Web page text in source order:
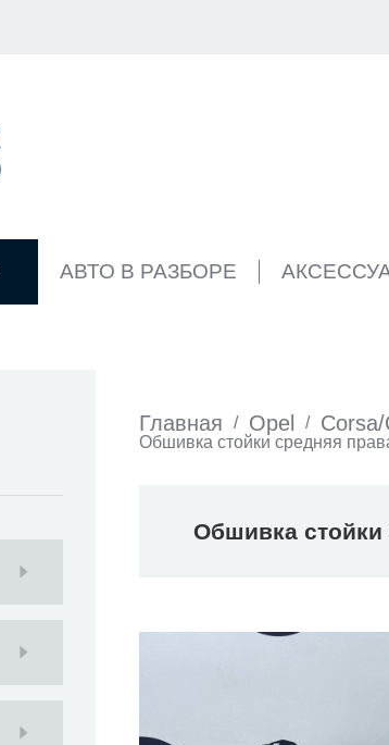
АВТО В РАЗБОРЕ
Главная / Opel /
Обшивка стойки средняя
Обшивка стойки